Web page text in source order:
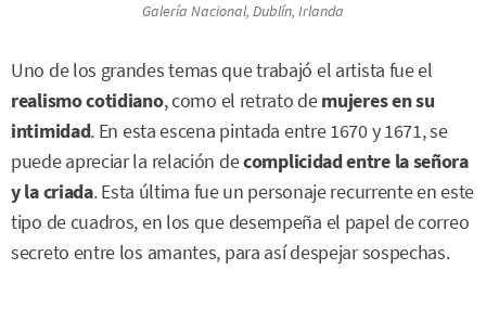
Galería Nacional, Dublín, Irlanda
Uno de los grandes temas que trabajó el artista fue el
realismo cotidiano, como el retrato demujeres en su
intimidad. En esta escena pintada entre 1670 y 1671, se
puede apreciar la relación decomplicidad entre la señora
y la criada. Esta última fue un personaje recurrente en este
tipo de cuadros, en los que desempeña el papel de correo
secreto entre los amantes, para así despejar sospechas.